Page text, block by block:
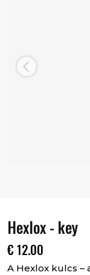
Previous
Hexlox - key
€ 12.00
A Hexlox kulcs –